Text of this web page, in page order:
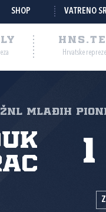
SHOP VATRENO
Hrvatske
ŽNL mlađih
1